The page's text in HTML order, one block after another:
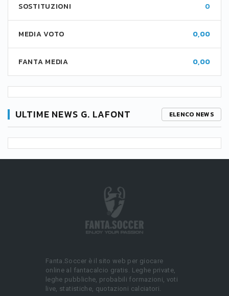
SOSTITUZIONI 0
MEDIA VOTO 0,00
FANTA MEDIA 0,00
ULTIME NEWS G. LAFONT ELENCO NEWS
Fanta.Soccer è il sito web per giocare
online al fantacalcio gratis. Leghe private,
leghe pubbliche, probabili formazioni, voti
live, statistiche, quotazioni calciatori.